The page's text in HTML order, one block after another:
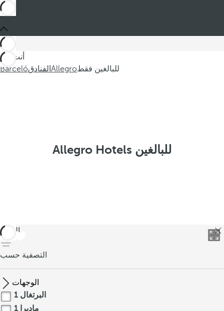
أنت في
Barcelóالفنادق Allegroللبالغين فقط
Allegro Hotels للبالغين
العودة
التصفية حسب
الوجهات
البرتغال 1
ماديرا 1